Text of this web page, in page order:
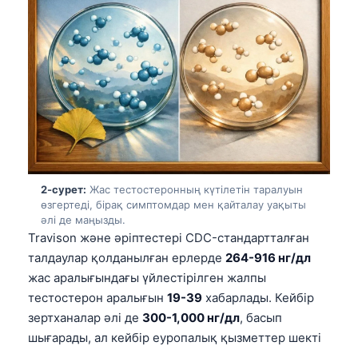
2-сурет: Жас тестостеронның күтілетін таралуын
өзгертеді, бірақ симптомдар мен қайталау уақыты
әлі де маңызды.
Travison және әріптестері CDC-стандартталған
талдаулар қолданылған ерлерде 264-916 нг/дл
жас аралығындағы үйлестірілген жалпы
тестостерон аралығын 19-39 хабарлады. Кейбір
зертханалар әлі де 300-1,000 нг/дл, басып
шығарады, ал кейбір еуропалық қызметтер шекті